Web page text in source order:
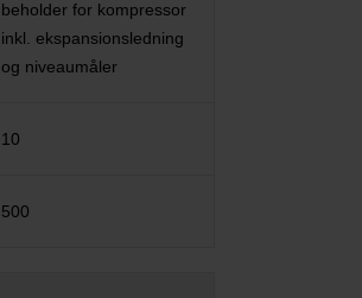
beholder for kompressor
inkl. ekspansionsledning
og niveaumåler
10
500